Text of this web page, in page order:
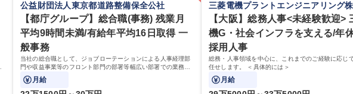
公益財団法人東京都道路整備保全公社
【都庁グループ】総合職(事務) 残業月
平均9時間未満/有給年平均16日取得 一
般事務
当社の総合職として、ジョブローテーションによる人事経理部
門や収益事業等のフロント部門の部署等幅広い部署での業務を
お任せいたします。研修制度やキャリア支援が充実しておりま
す！ ※下記業務詳細
月給
三菱電機プラントエンジニアリング
【大阪】総務人事<未経験歓迎>
機G・社会インフラを支える/年
採用人事
総務・人事領域を中心に、これまでのご経験に応じ
任せします。 ＜具体的には＞
月給